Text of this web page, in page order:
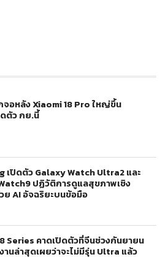
อหลัง Xiaomi 18 Pro ใหญ่ขึ้น
ตัว กย.นี้
เปิดตัว Galaxy Watch Ultra2 และ
ปฏิวัติการดูแลสุขภาพเชิง
ย AI อัจฉริยะบนข้อมือ
Series คาดเปิดตัวที่จีนช่วงกันยายน
านล่าสุดเผยว่าจะไม่มีรุ่น Ultra แล้ว